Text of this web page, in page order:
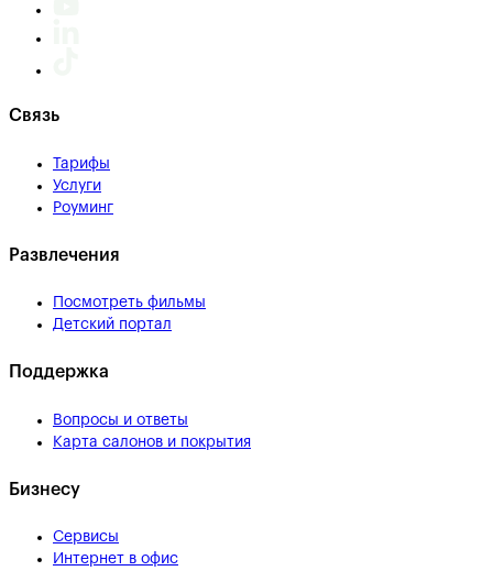
Связь
Тарифы
Услуги
Роуминг
Развлечения
Посмотреть фильмы
Детский портал
Поддержка
Вопросы и ответы
Карта салонов и покрытия
Бизнесу
Сервисы
Интернет в офис